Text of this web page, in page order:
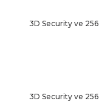
3D Security ve 256
3D Security ve 256